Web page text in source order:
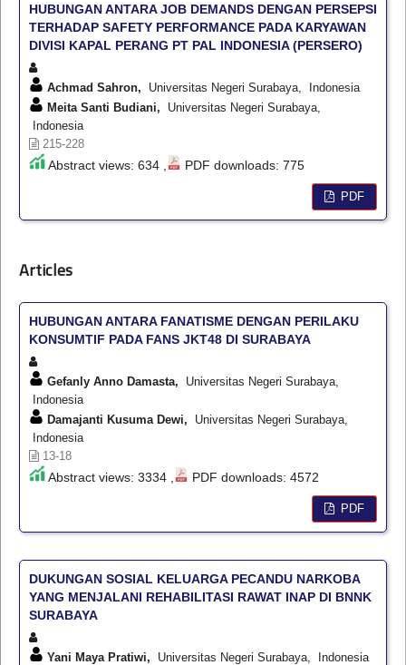
HUBUNGAN ANTARA JOB DEMANDS DENGAN PERSEPSI
TERHADAP SAFETY PERFORMANCE PADA KARYAWAN
DIVISI KAPAL PERANG PT PAL INDONESIA (PERSERO)
Achmad Sahron, Universitas Negeri Surabaya, Indonesia
Meita Santi Budiani, Universitas Negeri Surabaya,
Indonesia
215-228
Abstract views: 634 , PDF downloads: 775
PDF
Articles
HUBUNGAN ANTARA FANATISME DENGAN PERILAKU
KONSUMTIF PADA FANS JKT48 DI SURABAYA
Gefanly Anno Damasta, Universitas Negeri Surabaya,
Indonesia
Damajanti Kusuma Dewi, Universitas Negeri Surabaya,
Indonesia
13-18
Abstract views: 3334 , PDF downloads: 4572
PDF
DUKUNGAN SOSIAL KELUARGA PECANDU NARKOBA
YANG MENJALANI REHABILITASI RAWAT INAP DI BNNK
SURABAYA
Yani Maya Pratiwi, Universitas Negeri Surabaya, Indonesia